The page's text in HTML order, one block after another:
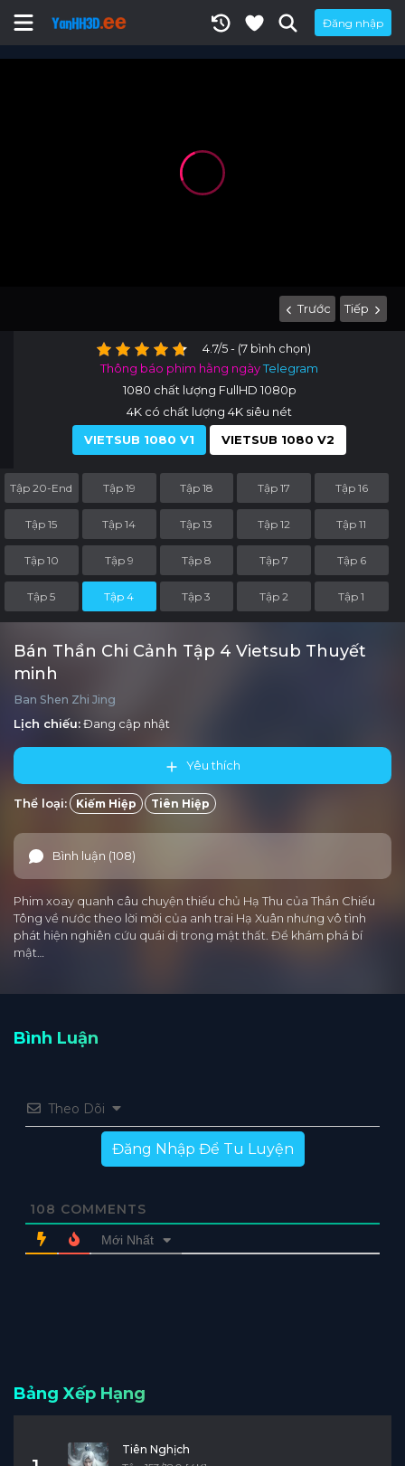
Đăng nhập
Trước Tiếp
4.7/5 - (7 bình chọn)
Thông báo phim hằng ngàyTelegram
1080 chất lượng FullHD 1080p
4K có chất lượng 4K siêu nét
VIETSUB 1080 V1
VIETSUB 1080 V2
Tập 20-End Tập 19 Tập 18 Tập 17 Tập 16
Tập 15 Tập 14 Tập 13 Tập 12 Tập 11
Tập 10 Tập 9 Tập 8 Tập 7 Tập 6
Tập 5 Tập 4 Tập 3 Tập 2 Tập 1
Bán Thần Chi Cảnh Tập 4 Vietsub Thuyết
minh
Ban Shen Zhi Jing
Lịch chiếu:Đang cập nhật
Yêu thích
Thể loại: Kiếm Hiệp Tiên Hiệp
Bình luận (108)
Phim xoay quanh câu chuyện thiếu chủ Hạ Thu của Thần Chiếu
Tông về nước theo lời mời của anh trai Hạ Xuân nhưng vô tình
phát hiện nghiên cứu quái dị trong mật thất. Để khám phá bí
mật…
Bình Luận
Theo Dõi
Đăng Nhập Để Tu Luyện
108 COMMENTS
Mới Nhất
Bảng Xếp Hạng
Tiên Nghịch